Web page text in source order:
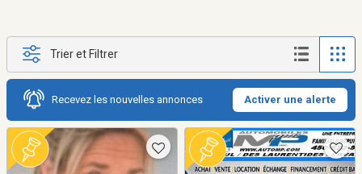
Trier et Filtrer
Recevez les nouvelles annonces Activer une alerte